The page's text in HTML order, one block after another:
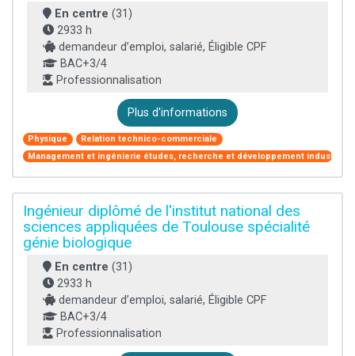
En centre (31)
2933 h
demandeur d’emploi, salarié, Éligible CPF
BAC+3/4
Professionnalisation
Plus d'informations
Physique
Relation technico-commerciale
Management et ingénierie études, recherche et développement industriel
Ingénieur diplômé de l'institut national des
sciences appliquées de Toulouse spécialité
génie biologique
En centre (31)
2933 h
demandeur d’emploi, salarié, Éligible CPF
BAC+3/4
Professionnalisation